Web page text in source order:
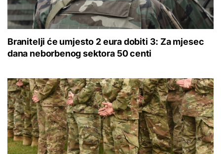
Branitelji će umjesto 2 eura dobiti 3: Za mjesec
dana neborbenog sektora 50 centi